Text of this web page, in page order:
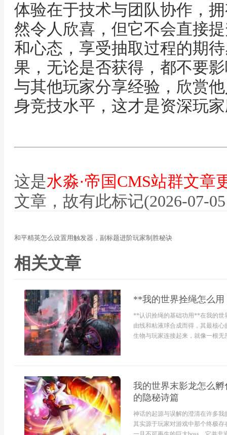
体验在于技术与团队协作，
然令人欣喜，但它不会直接
和心态，享受抽取过程的期
果，无论是否获得，都不要
与其他玩家分享经验，欣赏
身竞技水平，这才是资深玩
这是水淼·帝国CMS站群文章
文章，故有此标记(2026-07-
和平精英怎么设置用触发器，副标题进阶玩家制胜秘诀
相关文章
**我的世界拴绳怎么
**认识拴绳的基础功用**在我的世
由线和粘液球合成而得，其最核
生物与玩家连接起来，就像一根
我的世界末影龙怎么
的隐秘诗篇
神话的起源与误解的澄清在许多
其实源于玩家对游戏中那个终极